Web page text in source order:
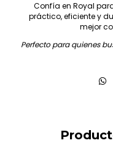
Confía en Royal
práctico, eficiente y
mejor
Perfecto para quienes